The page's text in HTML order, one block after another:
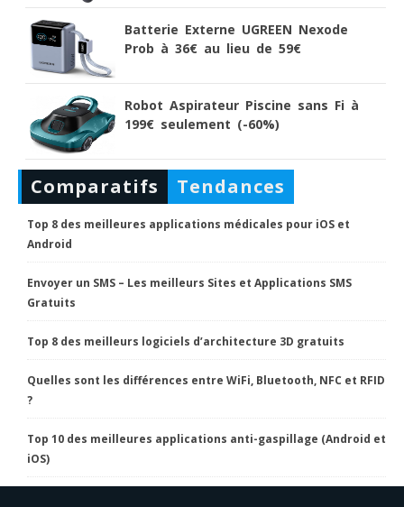
Batterie Externe UGREEN Nexode
Prob à 36€ au lieu de 59€
Robot Aspirateur Piscine sans Fi à
199€ seulement (-60%)
Comparatifs Tendances
Top 8 des meilleures applications médicales pour iOS et
Android
Envoyer un SMS – Les meilleurs Sites et Applications SMS
Gratuits
Top 8 des meilleurs logiciels d’architecture 3D gratuits
Quelles sont les différences entre WiFi, Bluetooth, NFC et RFID
?
Top 10 des meilleures applications anti-gaspillage (Android et
iOS)